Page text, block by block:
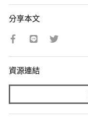
分享本文
資源連結